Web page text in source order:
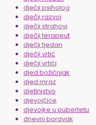
dječji psiholog
dječji razvoj
dječji strahovi
dječji terapeut
dječji tjedan
dječji vrtić
dječji vrtići
djed božićnjak
djed mraz
djetinjstvo
djevojčice
djevojke u pubertetu
dnevni boravak